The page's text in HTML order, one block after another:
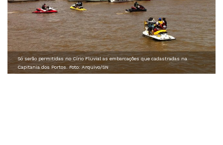
Só serão permitidas no Círio Fluvial as embarcações que cadastradas na
Capitania dos Portos. Foto: Arquivo/SN